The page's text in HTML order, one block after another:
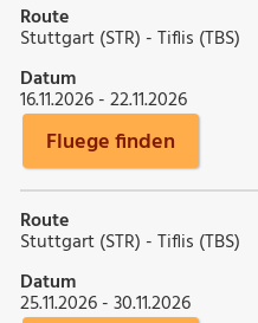
Route
Stuttgart (STR) - Tiflis (TBS)
Datum
16.11.2026 - 22.11.2026
Fluege finden
Route
Stuttgart (STR) - Tiflis (TBS)
Datum
25.11.2026 - 30.11.2026